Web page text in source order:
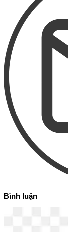
Bình luận